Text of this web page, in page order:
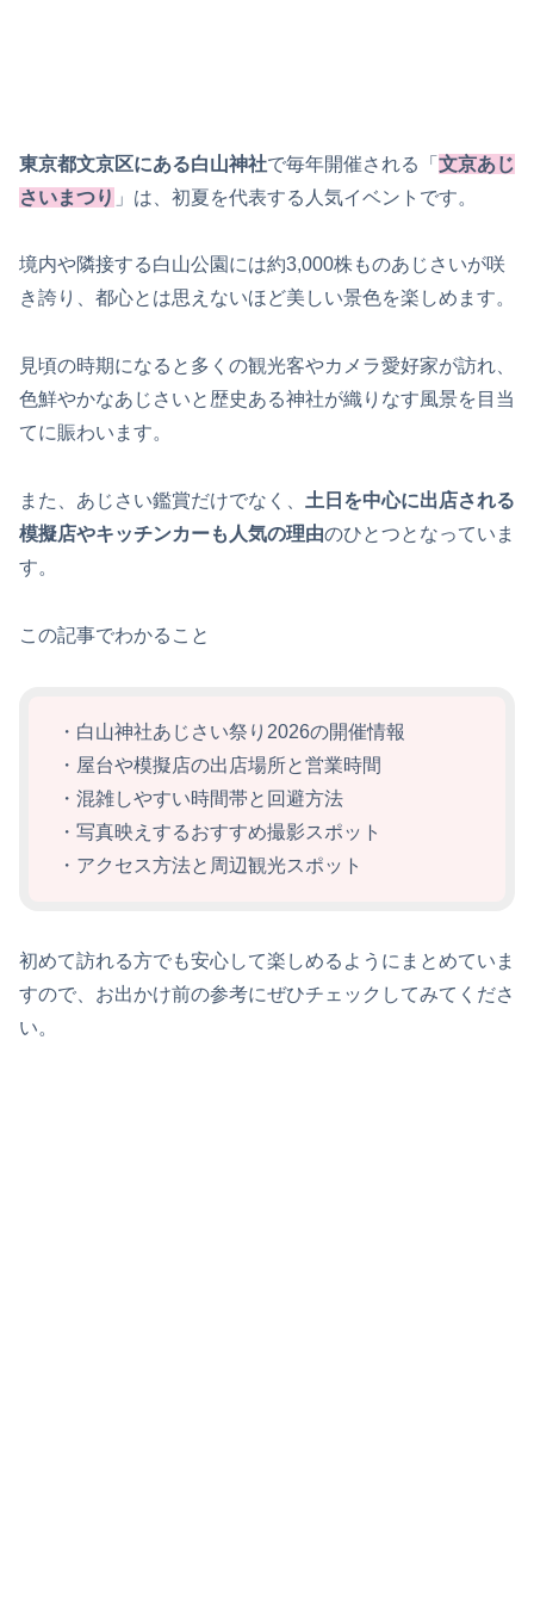
東京都文京区にある白山神社で毎年開催される「 文京あじ
さいまつり 」は、初夏を代表する人気イベントです。
境内や隣接する白山公園には約3,000株ものあじさいが咲
き誇り、都心とは思えないほど美しい景色を楽しめます。
見頃の時期になると多くの観光客やカメラ愛好家が訪れ、
色鮮やかなあじさいと歴史ある神社が織りなす風景を目当
てに賑わいます。
また、あじさい鑑賞だけでなく、 土日を中心に出店される
模擬店やキッチンカーも人気の理由のひとつとなっていま
す。
この記事でわかること
・白山神社あじさい祭り2026の開催情報
・屋台や模擬店の出店場所と営業時間
・混雑しやすい時間帯と回避方法
・写真映えするおすすめ撮影スポット
・アクセス方法と周辺観光スポット
初めて訪れる方でも安心して楽しめるようにまとめていま
すので、お出かけ前の参考にぜひチェックしてみてくださ
い。